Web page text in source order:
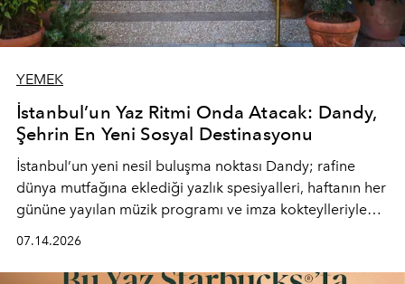
YEMEK
İstanbul’un Yaz Ritmi Onda Atacak: Dandy,
Şehrin En Yeni Sosyal Destinasyonu
İstanbul’un yeni nesil buluşma noktası Dandy; rafine
dünya mutfağına eklediği yazlık spesiyalleri, haftanın her
gününe yayılan müzik programı ve imza kokteylleriyle
lüks" anlayışıyla buluşturan mekan; gurme lezzetleri, iyi
07.14.2026